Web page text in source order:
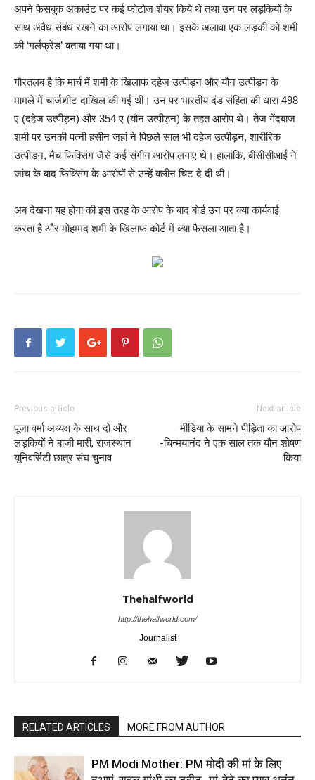
अपने फेसबुक अकाउंट पर कई फोटोज शेयर किये थे तथा उन पर लड़कियों के
साथ अवैध संबंध रखने का आरोप लगाया था। इसके अलावा एक लड़की को शमी
की ‘गर्लफ्रेंड’ बताया गया था।
गौरतलब है कि मार्च में शमी के खिलाफ दहेज उत्पीड़न और यौन उत्पीड़न के
मामले में चार्जशीट दाखिल की गई थी। उन पर भारतीय दंड संहिता की धारा 498
ए (दहेज उत्पीड़न) और 354 ए (यौन उत्पीड़न) के तहत आरोप थे। तेज गेंदबाज
शमी पर उनकी पत्नी हसीन जहां ने पिछले साल भी दहेज उत्पीड़न, शारीरिक
उत्पीड़न, मैच फिक्सिंग जैसे कई संगीन आरोप लगाए थे। हालांकि, बीसीसीआई ने
जांच के बाद फिक्सिंग के आरोपों से उन्हें क्लीन चिट दे दी थी।
अब देखना यह होगा की इस तरह के आरोप के बाद बोर्ड उन पर क्या कार्यवाई
करता है और मोहम्मद शमी के खिलाफ कोर्ट में क्या फैसला आता है।
Previous article
पूजा वर्मा अध्यक्ष के साथ दो और
लड़कियों ने बाजी मारी, राजस्थान
यूनिवर्सिटी छात्र संघ चुनाव
Next article
मीडिया के सामने पीड़िता का आरोप
-चिन्मयानंद ने एक साल तक यौन शोषण
किया
Thehalfworld
http://thehalfworld.com/
Journalist
RELATED ARTICLES MORE FROM AUTHOR
PM Modi Mother: PM मोदी की मां के लिए